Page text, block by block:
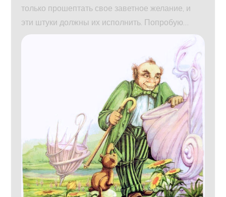
только прошептать свое заветное желание, и
эти штуки должны их исполнить. Попробую…